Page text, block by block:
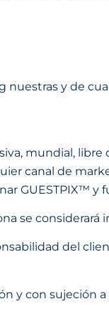
nuestras y de
mundial, libre
canal de
GUESTPIX™ y
se considerará
del
y con sujeción